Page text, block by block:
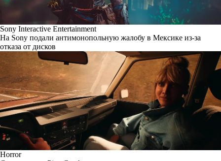
Sony Interactive Entertainment
На Sony подали антимонопольную жалобу в Мексике из-за
отказа от дисков
Horror